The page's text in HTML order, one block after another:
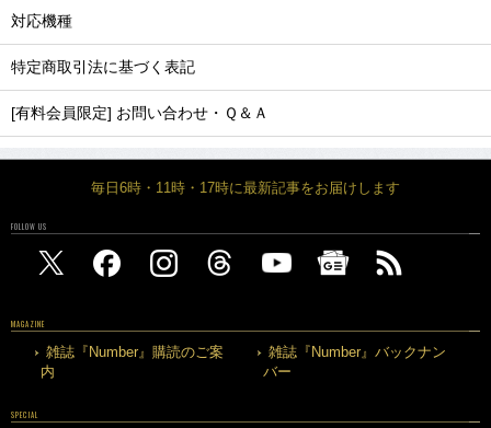
対応機種
特定商取引法に基づく表記
[有料会員限定] お問い合わせ・Ｑ＆Ａ
毎日6時・11時・17時に最新記事をお届けします
FOLLOW US
MAGAZINE
雑誌『Number』購読のご案
内
雑誌『Number』バックナン
バー
SPECIAL